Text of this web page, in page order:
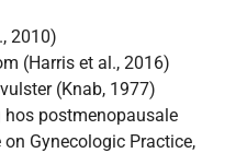
2010)
(Harris et al., 2016)
(Knab, 1977)
postmenopausale
Gynecologic Practice,